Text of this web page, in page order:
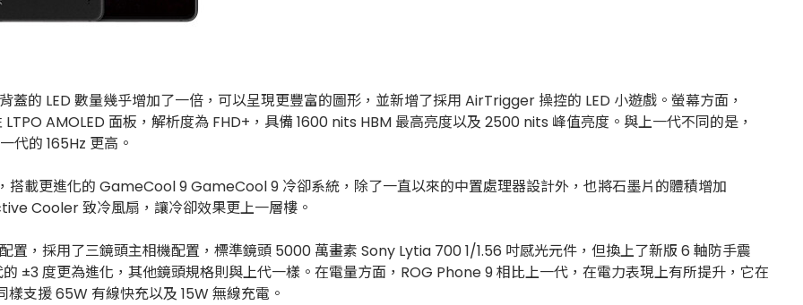
的 LED 數量幾乎增加了一倍，可以呈現更豐富的圖形，並新增了採用 AirTrigger 操控的 LED 小遊戲。螢幕方面，
AMOLED 面板，解析度為 FHD+，具備 1600 nits HBM 最高亮度以及 2500 nits 峰值亮度。與上一代不同的是，
代的 165Hz 更高。
載更進化的 GameCool 9 GameCool 9 冷卻系統，除了一直以來的中置處理器設計外，也將石墨片的體積增加
Cooler 致冷風扇，讓冷卻效果更上一層樓。
，採用了三鏡頭主相機配置，標準鏡頭 5000 萬畫素 Sony Lytia 700 1/1.56 吋感光元件，但換上了新版 6 軸防手震
±3 度更為進化，其他鏡頭規格則與上代一樣。在電量方面，ROG Phone 9 相比上一代，在電力表現上有所提升，它在
支援 65W 有線快充以及 15W 無線充電。